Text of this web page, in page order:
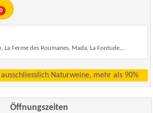
0
La Ferme des Roumanes, Mada, La Fontude,...
Naturweine, mehr als 90%
Öffnungszeiten